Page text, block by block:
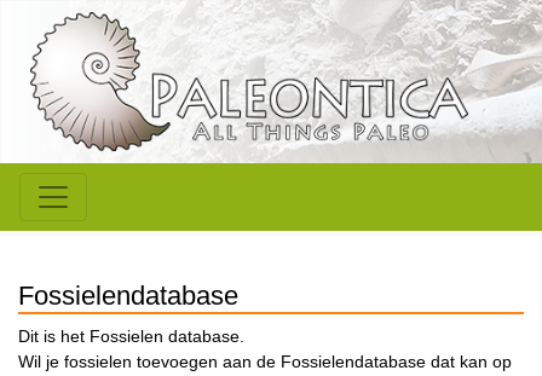
Fossielendatabase
Dit is het Fossielen database.
Wil je fossielen toevoegen aan de Fossielendatabase dat kan op